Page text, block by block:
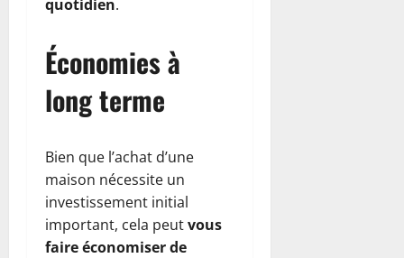
quotidien.
Économies à
long terme
Bien que l’achat d’une
maison nécessite un
investissement initial
important, cela peutvous
faire économiser de